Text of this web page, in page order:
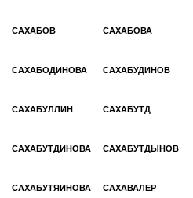
САХАБОВ САХАБОВА
САХАБОДИНОВА САХАБУДИНОВ
САХАБУЛЛИН САХАБУТД
САХАБУТДИНОВА САХАБУТДЫНОВ
САХАБУТЯИНОВА САХАВАЛЕР